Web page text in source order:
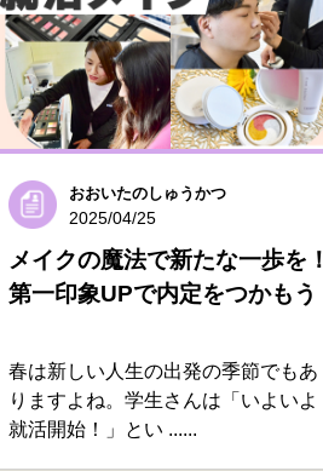
おおいたのしゅうかつ
2025/04/25
メイクの魔法で新たな一歩を！
第一印象UPで内定をつかもう
春は新しい人生の出発の季節でもあ
りますよね。学生さんは「いよいよ
就活開始！」とい ......